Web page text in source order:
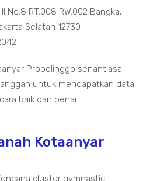
No.8 RT.008 RW.002 Bangka,
Selatan 12730
Probolinggo senantiasa
untuk mendapatkan data
baik dan benar
Kotaanyar
cluster gymnastic